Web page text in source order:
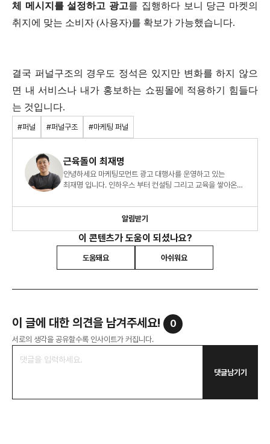
체 메시지를 설정하고 광고를 집행하다 보니 당근 마켓의
취지에 맞는 소비자 (사용자)를 확보가 가능했습니다.
결국 퍼널구조의 경우도 정석은 있지만 변화를 하지 않으
면 내 서비스나 내가 홍보하는 쇼핑몰에 적용하기 힘들다
는 것입니다.
#퍼널 #퍼널구조 #마케팅 퍼널
근육돌이 최재명
안녕하세요 마케팅모먼트 광고 대행사를 운영하고 있는
최재명 입니다. 인하우스 부터 컨설팅 그리고 교육을 쌓아온
있습니다.
알림받기
이 콘텐츠가 도움이 되셨나요?
도움돼요 아쉬워요
이 글에 대한 의견을 남겨주세요! 0
서로의 생각을 공유할수록 인사이트가 커집니다.
댓글남기기